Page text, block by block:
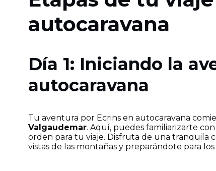
autocaravana
Día 1: Iniciando la
autocaravana
Tu aventura por Ecrins en autocaravana
Valgaudemar. Aquí, puedes familiarizarte
orden para tu viaje. Disfruta de una tranquila
vistas de las montañas y preparándote para